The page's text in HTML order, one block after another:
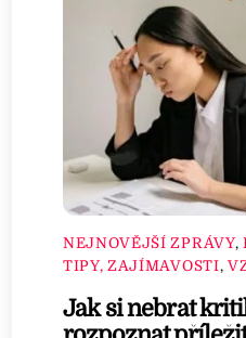
NEJNOVĚJŠÍ ZPRÁVY,
TIPY, ZAJÍMAVOSTI,
Jak si nebrat